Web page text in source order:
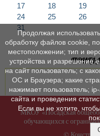
17
18 19
24
25 26
31
МКОУ «Посадская
обучающихся с
©
Продолжая
обработку файлов cookie,
местоположении; тип и
устройства и разрешение
на сайт пользователь; с
ОС и Браузера; какие
нажимает пользователь;
сайта и проведения
Если вы не хотите,